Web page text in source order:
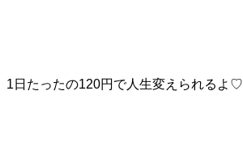
1日たったの120円で人生変えられるよ♡